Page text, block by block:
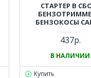
СТАРТЕР В
БЕНЗОКОСЫ
(КАРВЕР) GBC-033,
GBC-052
437р.
В НАЛИЧИИ
Купить